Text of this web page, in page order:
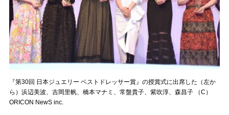
『第30回 日本ジュエリー ベストドレッサー賞』の授賞式に出席した（左か
ら）浜辺美波、吉岡里帆、橋本マナミ、常盤貴子、紫吹淳、森昌子 （C）
ORICON NewS inc.